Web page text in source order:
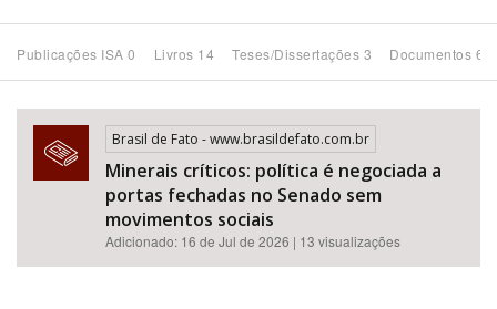
Tema
Subtema
Área de Levantamento
Área Protegida
Publicações ISA 0 Livros 14 Teses/Dissertações 3 Documentos 67
Brasil de Fato - www.brasildefato.com.br
Minerais críticos: política é negociada a
portas fechadas no Senado sem
movimentos sociais
Adicionado: 16 de Jul de 2026 | 13 visualizações